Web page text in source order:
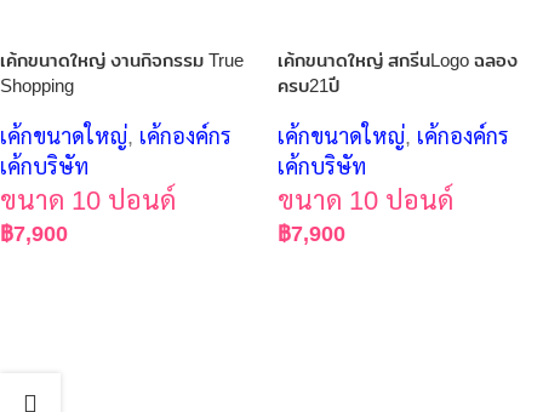
เค้กขนาดใหญ่ งานกิจกรรม True
Shopping
เค้กขนาดใหญ่, เค้กองค์กร
เค้กบริษัท
ขนาด 10 ปอนด์
฿7,900
เค้กขนาดใหญ่ สกรีนLogo ฉลอง
ครบ21ปี
เค้กขนาดใหญ่, เค้กองค์กร
เค้กบริษัท
ขนาด 10 ปอนด์
฿7,900